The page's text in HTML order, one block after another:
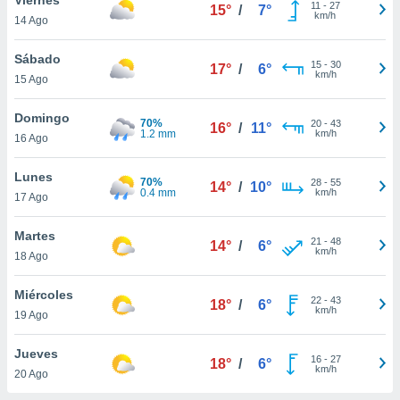
en
más
nuestra
de
cookies
aceptar
14 Ago
15° / 7° 11 - 27
km/h
Sábado
15 Ago
17° / 6° 15- 30
km/h
Domingo
16 Ago
70%
1.2 mm
16° / 11° 20- 43
km/h
Lunes
17 Ago
70%
0.4 mm
14° / 10° 28- 55
km/h
Martes
18 Ago
14° / 6° 21 - 48
km/h
Miércoles
19 Ago
18° / 6° 22- 43
km/h
Jueves
20 Ago
18° / 6° 16- 27
km/h